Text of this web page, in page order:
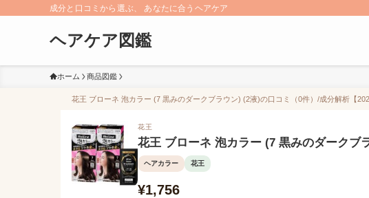
成分と口コミから選ぶ、 あなたに合うヘアケア
ヘアケア図鑑
ホーム 商品図鑑
花王 ブローネ 泡カラー (7 黒みのダークブラウン) (2液)の口コミ（0件）/成分解析【
花王
花王 ブローネ 泡カラー (7 黒みのダークブ
ヘアカラー 花王
¥1,756